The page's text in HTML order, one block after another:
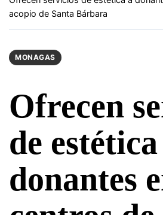
acopio de Santa Bárbara
MONAGAS
Ofrecen
de
donantes